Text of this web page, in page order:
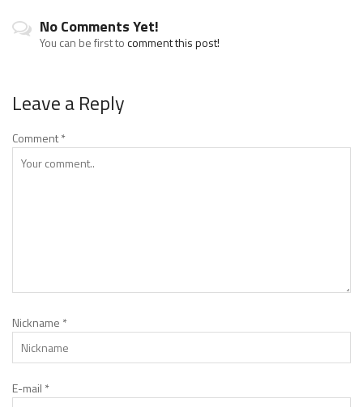
No Comments Yet!
You can be first tocomment this post!
Leave a Reply
Comment*
Nickname *
E-mail *